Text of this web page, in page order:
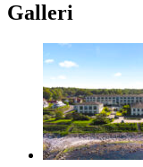
Galleri